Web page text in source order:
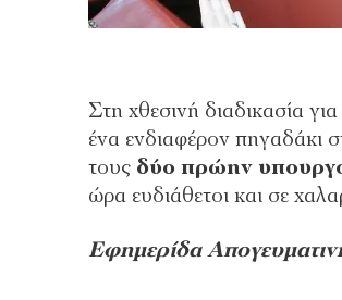
Στη χθεσινή διαδικασία
ένα ενδιαφέρον πηγαδάκι
τους δύο πρώην
ώρα ευδιάθετοι και σε
Εφημερίδα